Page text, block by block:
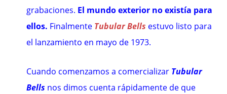
grabaciones. El mundo exterior no existía para
ellos. Finalmente Tubular Bells estuvo listo para
el lanzamiento en mayo de 1973.
Cuando comenzamos a comercializar Tubular
Bells nos dimos cuenta rápidamente de que